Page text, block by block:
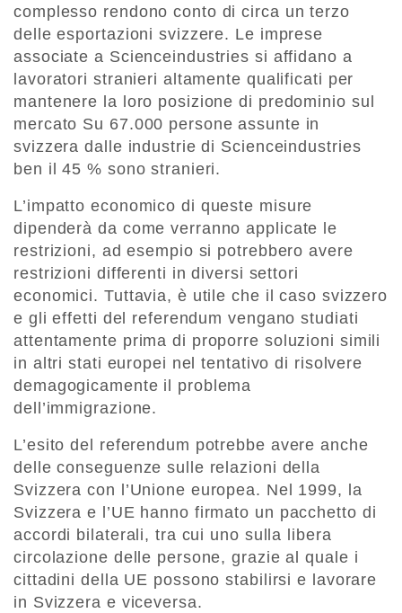
complesso rendono conto di circa un terzo
delle esportazioni svizzere. Le imprese
associate a Scienceindustries si affidano a
lavoratori stranieri altamente qualificati per
mantenere la loro posizione di predominio sul
mercato Su 67.000 persone assunte in
svizzera dalle industrie di Scienceindustries
ben il 45 % sono stranieri.
L’impatto economico di queste misure
dipenderà da come verranno applicate le
restrizioni, ad esempio si potrebbero avere
restrizioni differenti in diversi settori
economici. Tuttavia, è utile che il caso svizzero
e gli effetti del referendum vengano studiati
attentamente prima di proporre soluzioni simili
in altri stati europei nel tentativo di risolvere
demagogicamente il problema
dell’immigrazione.
L’esito del referendum potrebbe avere anche
delle conseguenze sulle relazioni della
Svizzera con l’Unione europea. Nel 1999, la
Svizzera e l’UE hanno firmato un pacchetto di
accordi bilaterali, tra cui uno sulla libera
circolazione delle persone, grazie al quale i
cittadini della UE possono stabilirsi e lavorare
in Svizzera e viceversa.